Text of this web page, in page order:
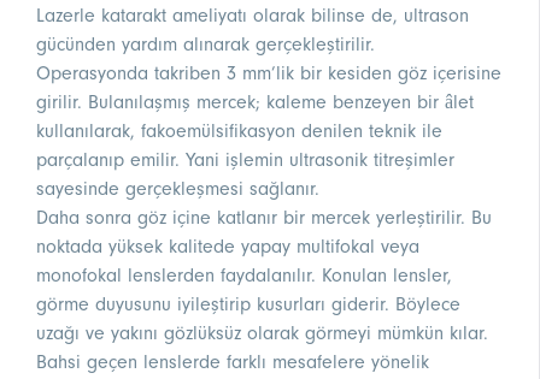
Lazerle katarakt ameliyatı olarak bilinse de, ultrason
gücünden yardım alınarak gerçekleştirilir.
Operasyonda takriben 3 mm’lik bir kesiden göz içerisine
girilir. Bulanılaşmış mercek; kaleme benzeyen bir âlet
kullanılarak, fakoemülsifikasyon denilen teknik ile
parçalanıp emilir. Yani işlemin ultrasonik titreşimler
sayesinde gerçekleşmesi sağlanır.
Daha sonra göz içine katlanır bir mercek yerleştirilir. Bu
noktada yüksek kalitede yapay multifokal veya
monofokal lenslerden faydalanılır. Konulan lensler,
görme duyusunu iyileştirip kusurları giderir. Böylece
uzağı ve yakını gözlüksüz olarak görmeyi mümkün kılar.
Bahsi geçen lenslerde farklı mesafelere yönelik